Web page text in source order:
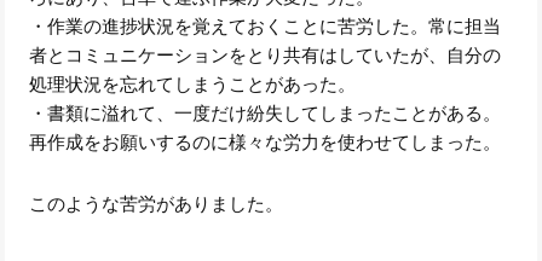
・作業の進捗状況を覚えておくことに苦労した。常に担当
者とコミュニケーションをとり共有はしていたが、自分の
処理状況を忘れてしまうことがあった。
・書類に溢れて、一度だけ紛失してしまったことがある。
再作成をお願いするのに様々な労力を使わせてしまった。
このような苦労がありました。